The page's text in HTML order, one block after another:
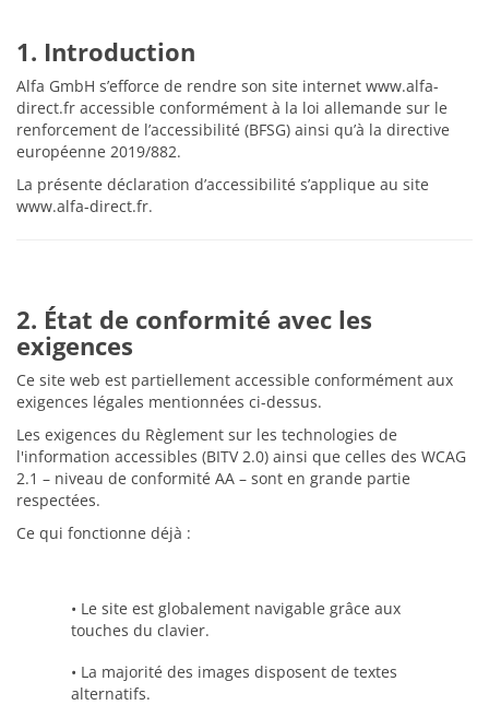
1. Introduction
Alfa GmbH s’efforce de rendre son site internet www.alfa-
direct.fr accessible conformément à la loi allemande sur le
renforcement de l’accessibilité (BFSG) ainsi qu’à la directive
européenne 2019/882.
La présente déclaration d’accessibilité s’applique au site
www.alfa-direct.fr.
2. État de conformité avec les
exigences
Ce site web est partiellement accessible conformément aux
exigences légales mentionnées ci-dessus.
Les exigences du Règlement sur les technologies de
l'information accessibles (BITV 2.0) ainsi que celles des WCAG
2.1 – niveau de conformité AA – sont en grande partie
respectées.
Ce qui fonctionne déjà :
• Le site est globalement navigable grâce aux
touches du clavier.
• La majorité des images disposent de textes
alternatifs.